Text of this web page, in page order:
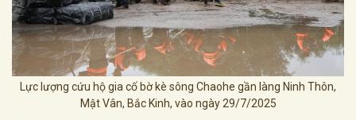
Lực lượng cứu hộ gia cố bờ kè sông Chaohe gần làng Ninh Thôn,
Mật Vân, Bắc Kinh, vào ngày 29/7/2025